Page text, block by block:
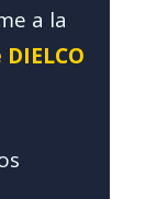
a la